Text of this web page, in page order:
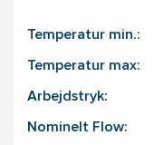
Temperatur min.:
Temperatur max:
Arbejdstryk:
Nominelt Flow: